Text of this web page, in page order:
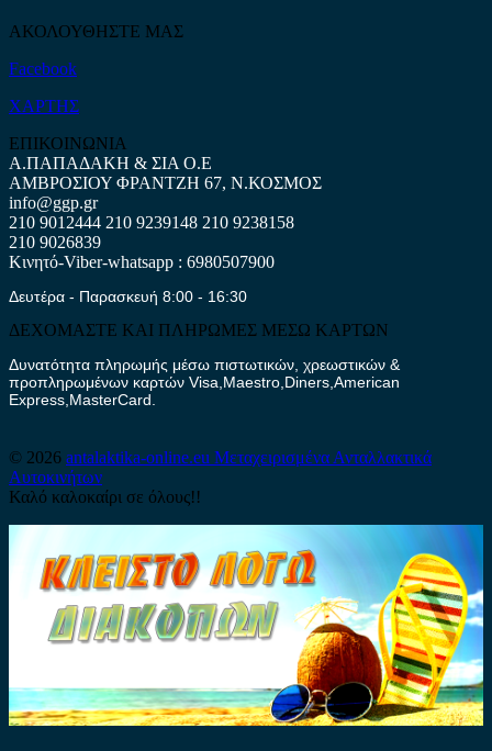
ΑΚΟΛΟΥΘΗΣΤΕ ΜΑΣ
Facebook
ΧΑΡΤΗΣ
ΕΠΙΚΟΙΝΩΝΙΑ
Α.ΠΑΠΑΔΑΚΗ & ΣΙΑ Ο.Ε
ΑΜΒΡΟΣΙΟΥ ΦΡΑΝΤΖΗ 67, Ν.ΚΟΣΜΟΣ
info@ggp.gr
210 9012444 210 9239148 210 9238158
210 9026839
Κινητό-Viber-whatsapp : 6980507900
Δευτέρα - Παρασκευή 8:00 - 16:30
ΔΕΧΟΜΑΣΤΕ ΚΑΙ ΠΛΗΡΩΜΕΣ ΜΕΣΩ ΚΑΡΤΩΝ
Δυνατότητα πληρωμής μέσω πιστωτικών, χρεωστικών &
προπληρωμένων καρτών Visa,Maestro,Diners,American
Express,MasterCard.
© 2026 antalaktika-online.eu Μεταχειρισμένα Ανταλλακτικά
Αυτοκινήτων
Καλό καλοκαίρι σε όλους!!